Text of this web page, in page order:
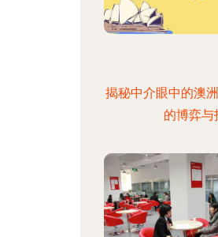
揭秘中介眼中的澳
的博弈与